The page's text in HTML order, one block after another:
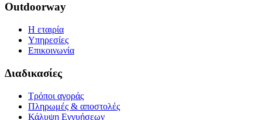
Outdoorway
Η εταιρία
Υπηρεσίες
Επικοινωνία
Διαδικασίες
Τρόποι αγοράς
Πληρωμές & αποστολές
Κάλυψη Εγγυήσεων